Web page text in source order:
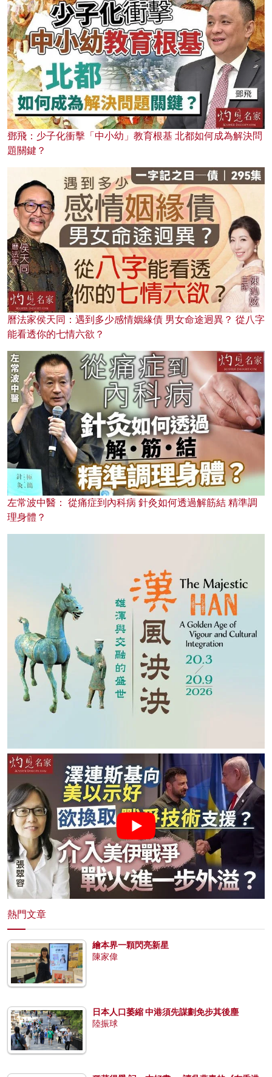
鄧飛：少子化衝擊「中小幼」教育根基 北都如何成為解決問
題關鍵？
曆法家侯天同：遇到多少感情姻緣債 男女命途迥異？ 從八字
能看透你的七情六欲？
左常波中醫： 從痛症到內科病 針灸如何透過解筋結 精準調
理身體？
熱門文章
繪本界一顆閃亮新星
陳家偉
日本人口萎縮 中港須先謀劃免步其後塵
陸振球